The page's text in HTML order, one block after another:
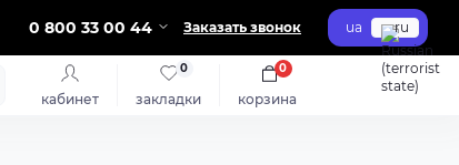
0 800 33 00 44 Заказать звонок ua ru
кабинет закладки
0
корзина
0